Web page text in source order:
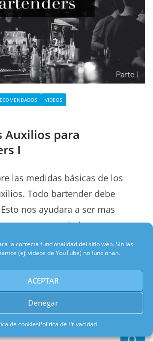
la correcta funcionalidad del sitio web. Sin las
(ej: videos de YouTube) no funcionan.
ACEPTAR
Denegar
de cookiesPolítica de Privacidad
VIDEOS
Auxilios para
I
las medidas básicas de los
Todo bartender debe
nos ayudara a ser mas
en nuestro trabajo.
les sirva.